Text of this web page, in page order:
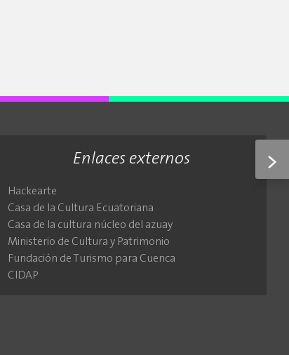
>
Enlaces externos
Hackearte
Casa de la Cultura Ecuatoriana
Casa de la cultura núcleo del azuay
Ministerio de Cultura y Patrimonio
Fundación de Turismo para Cuenca
CIDAP